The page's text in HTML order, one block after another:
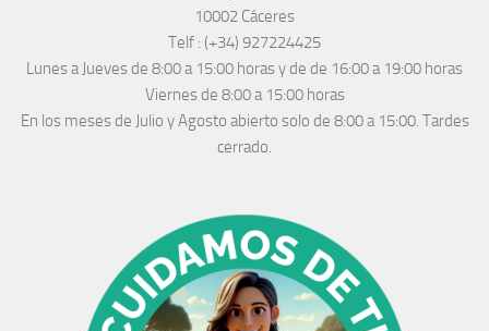
10002 Cáceres
Telf : (+34) 927224425
Lunes a Jueves de 8:00 a 15:00 horas y de de 16:00 a 19:00 horas
Viernes de 8:00 a 15:00 horas
En los meses de Julio y Agosto abierto solo de 8:00 a 15:00. Tardes
cerrado.